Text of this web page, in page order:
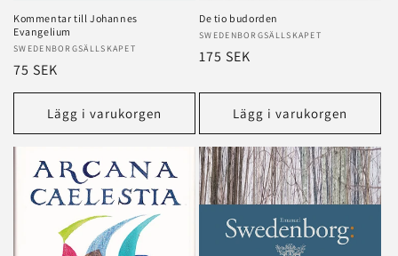
Kommentar till Johannes
Evangelium
Säljare:
SWEDENBORGSÄLLSKAPET
Ordinarie
pris
75 SEK
Lägg i varukorgen
De tio budorden
Säljare:
SWEDENBORGSÄLLSKAPET
Ordinarie
175 SEK
Lägg i varukorgen